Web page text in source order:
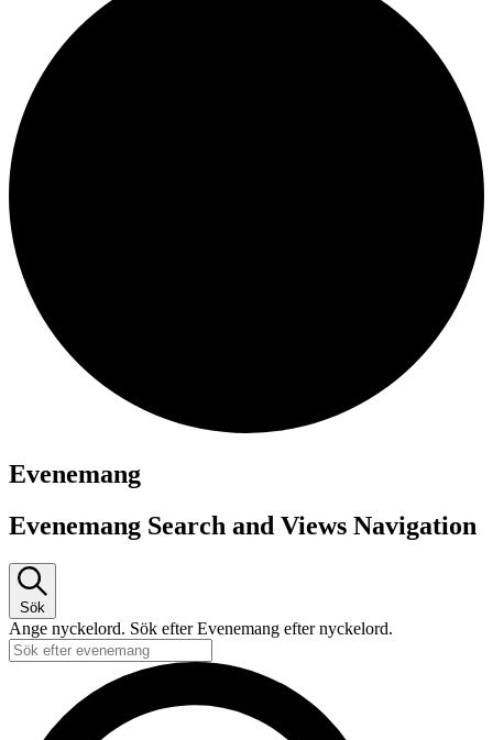
Evenemang
Evenemang Search and Views Navigation
Sök
Ange nyckelord. Sök efter Evenemang efter nyckelord.